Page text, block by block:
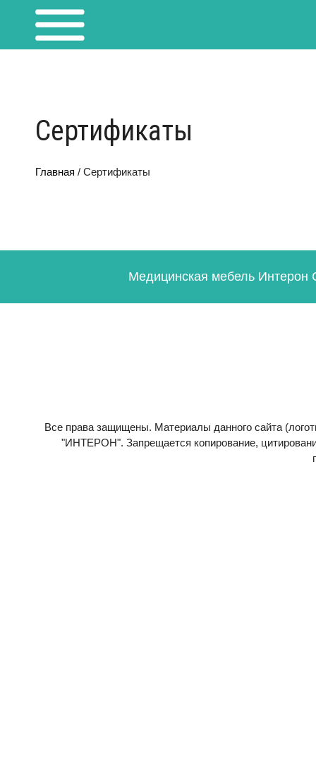
Сертификаты
Главная / Сертификаты
Медицинская мебель Интерон
Все права защищены. Материалы данного сайта
"ИНТЕРОН". Запрещается копирование,